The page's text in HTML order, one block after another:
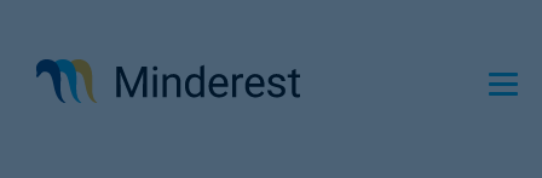
contenu
principal